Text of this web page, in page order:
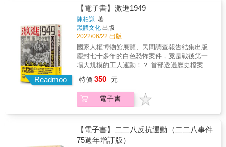
受傷的土地上重建家庭與事業。他對家人承諾
不再提及過去的痛苦，並努力度過了近二十年
平靜安樂的幸福日子。走向人權路：將苦難化
為教育的力量2009年，陳欽生意識到臺灣年輕
人對這段白色恐怖現代史的陌生。儘管重揭傷
疤讓他飽受惡夢與痛苦，他仍決定站出來，成
為國家人權博物館的資深導覽志工，致力於
極參與國內外人權活動，包括應邀在紐西蘭國
前眾議院議長裴洛西和南非前總統戴克拉克。
他更與志工發起「人權辦桌」活動，將政治受
難者與無家者聚集一堂，體現社會關懷和人權
普世價值。跨越時代的證言《謊言．真相》完
整呈現陳欽生的人生軌跡，更透過親身記憶與
檔案對照，揭示了當年情治檔案中諸多虛構情
下許多註解供讀者檢索
願明說的白色恐怖歷史，高中時開啟這趟為期
十年的追尋之旅，透過不停地追問、書寫、爬
梳歷史檔案，讓她對自己與家人的關係有更深
刻認識。 生於「天然獨世代」的她，如何
和「信仰社會主義」的阿公彼此理解、惺惺相
惜，並且與母親維持關係平衡──複雜難解卻仍
持續靠近的心意，是這趟沒有線性終點的旅程
大學性別研究所教授兼所長）王榆鈞（音樂創
作人）許恩恩（《變成的人》作者）【特別收
錄】白色恐怖研究者林傳凱撰〈案情紀要〉
【真誠推薦】陳列／作家吳易澄／新竹馬偕醫
教授戴伯芬／輔仁大學社會學系教授顧玉玲／
臺北藝術大學文學跨域創作研究所副教授百合
花／創作樂團
個困惑：為什麼在母親眼中學歷等同一切？她
寫下：「我沒有辦法太靠近媽媽，太靠近是會
受傷的。」「媽媽可以輕易理解我的話語，但
她不太能同理我的感受。同樣的，我也無法同
理她的感受，在這件事情上，我們其實差不
多。」 長期與母親關係的緊張、矛盾、彆扭，
在追尋家族記憶的過程中，獲得了一絲緩解。
她知道母親因為作為「黃溫恭的女兒」，被迫
放棄出國留學的夢想；阿嬤楊清蓮晚年失智
製幾十張備用，阿嬤一問，就給她一張；自小
作為叛逆女兒，婚紗照在六張犁公墓拍攝，婚
宴辦在白色恐怖受難者紀念碑前，母親也未置
間重新建立的橋梁。 張旖容在自己的學術專業
生物學研究中，體認到遺傳的複雜性。壓力和
Readmoo
【電子書】激進1949
陳柏謙 著
黑體文化 出版
2022/06/22 出版
國家人權博物館展覽、民間調查報告結集出版
塵封七十多年的白色恐怖案件，竟是戰後第一
場大規模的工人運動！？ 首部透過歷史檔案、
案的著作 & 1949年3月底，距離「二二八事
件」剛滿兩週年不久，在台北忠孝西路北門旁
的台北郵局外，聚集了來自全台各地的郵局和
人包圍台灣省政府（今行政院）。遊行過後，
成千上萬的台灣郵電工人，終於爭取到和外省
特價 350 元
電子書
【電子書】二二八反抗運動（二二八事件
75週年增訂版）